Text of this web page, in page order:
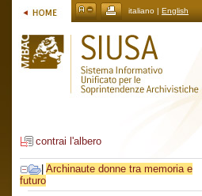
italiano | English
contrai l'albero
Archinaute donne tra memoria e
futuro